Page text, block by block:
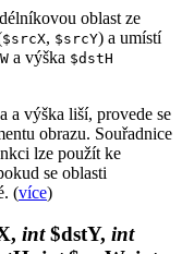
oblast ze
$srcX, $srcY) a umístí
a výška $dstH
a výška liší, provede se
obrazu. Souřadnice
lze použít ke
se oblasti
(více)
int$dstY, int